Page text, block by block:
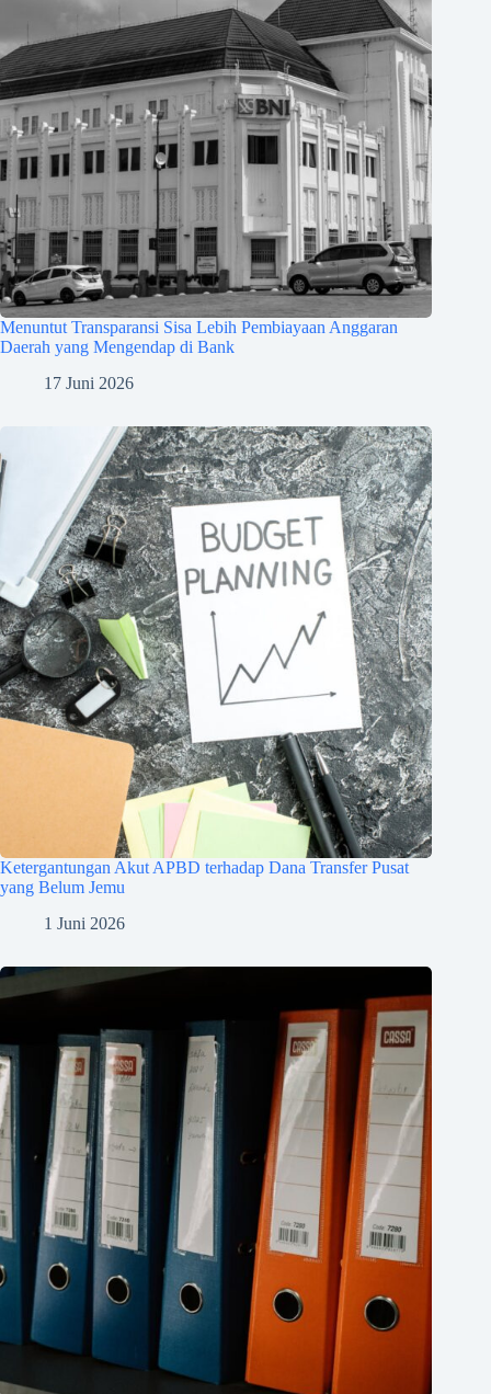
Menuntut Transparansi Sisa Lebih Pembiayaan Anggaran
Daerah yang Mengendap di Bank
17 Juni 2026
Ketergantungan Akut APBD terhadap Dana Transfer Pusat
yang Belum Jemu
1 Juni 2026